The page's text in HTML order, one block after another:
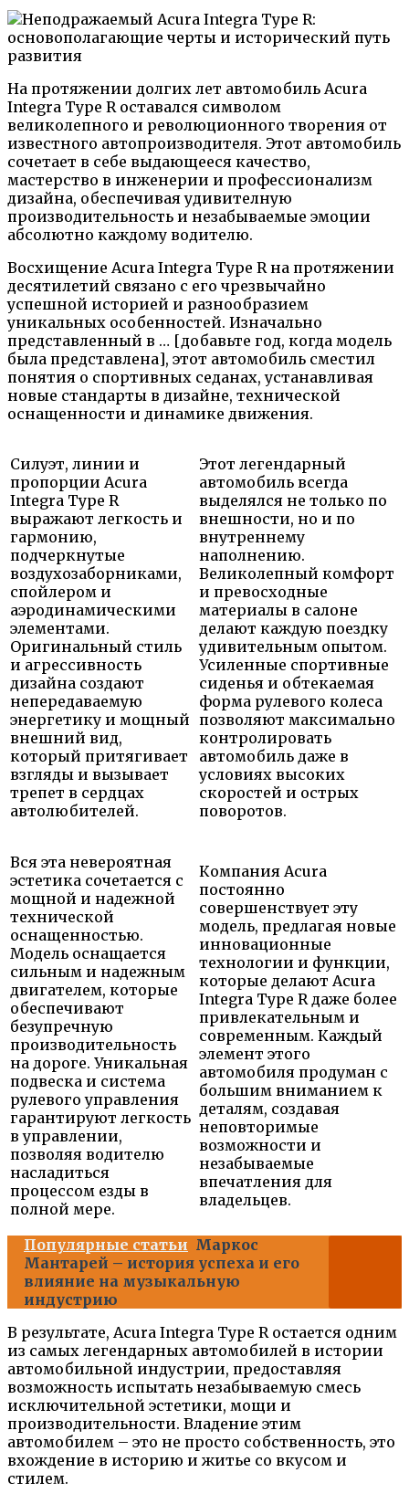
На протяжении долгих лет автомобиль Acura
Integra Type R оставался символом
великолепного и революционного творения от
известного автопроизводителя. Этот автомобиль
сочетает в себе выдающееся качество,
мастерство в инженерии и профессионализм
дизайна, обеспечивая удивителную
производительность и незабываемые эмоции
абсолютно каждому водителю.
Восхищение Acura Integra Type R на протяжении
десятилетий связано с его чрезвычайно
успешной историей и разнообразием
уникальных особенностей. Изначально
представленный в … [добавьте год, когда модель
была представлена], этот автомобиль сместил
понятия о спортивных седанах, устанавливая
новые стандарты в дизайне, технической
оснащенности и динамике движения.
Силуэт, линии и
пропорции Acura
Integra Type R
выражают легкость и
гармонию,
подчеркнутые
воздухозаборниками,
спойлером и
аэродинамическими
элементами.
Оригинальный стиль
и агрессивность
дизайна создают
непередаваемую
энергетику и мощный
внешний вид,
который притягивает
взгляды и вызывает
трепет в сердцах
автолюбителей.
Этот легендарный
автомобиль всегда
выделялся не только по
внешности, но и по
внутреннему
наполнению.
Великолепный комфорт
и превосходные
материалы в салоне
делают каждую поездку
удивительным опытом.
Усиленные спортивные
сиденья и обтекаемая
форма рулевого колеса
позволяют максимально
контролировать
автомобиль даже в
условиях высоких
скоростей и острых
поворотов.
Вся эта невероятная
эстетика сочетается с
мощной и надежной
технической
оснащенностью.
Модель оснащается
сильным и надежным
двигателем, которые
обеспечивают
безупречную
производительность
на дороге. Уникальная
подвеска и система
рулевого управления
гарантируют легкость
в управлении,
позволяя водителю
насладиться
процессом езды в
полной мере.
Компания Acura
постоянно
совершенствует эту
модель, предлагая новые
инновационные
технологии и функции,
которые делают Acura
Integra Type R даже более
привлекательным и
современным. Каждый
элемент этого
автомобиля продуман с
большим вниманием к
деталям, создавая
неповторимые
возможности и
незабываемые
впечатления для
владельцев.
Популярные статьи Маркос
Мантарей – история успеха и его
влияние на музыкальную
индустрию
В результате, Acura Integra Type R остается одним
из самых легендарных автомобилей в истории
автомобильной индустрии, предоставляя
возможность испытать незабываемую смесь
исключительной эстетики, мощи и
производительности. Владение этим
автомобилем – это не просто собственность, это
вхождение в историю и житье со вкусом и
стилем.